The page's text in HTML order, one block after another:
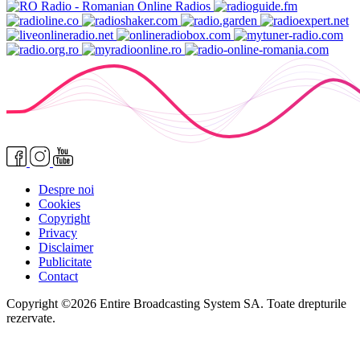
Despre noi
Cookies
Copyright
Privacy
Disclaimer
Publicitate
Contact
Copyright ©2026 Entire Broadcasting System SA. Toate drepturile
rezervate.